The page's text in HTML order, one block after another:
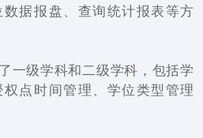
据报盘、查询统计报表等方
一级学科和二级学科，包括学
点时间管理、学位类型管理